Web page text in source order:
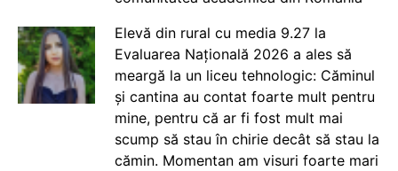
Elevă din rural cu media 9.27 la
Evaluarea Națională 2026 a ales să
meargă la un liceu tehnologic: Căminul
și cantina au contat foarte mult pentru
mine, pentru că ar fi fost mult mai
scump să stau în chirie decât să stau la
cămin. Momentan am visuri foarte mari